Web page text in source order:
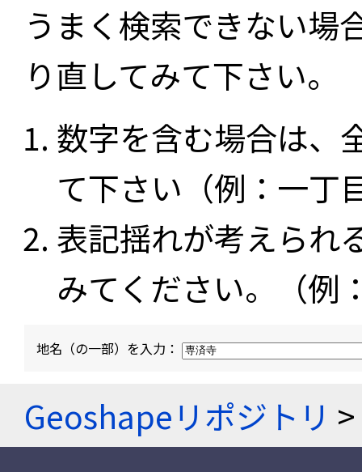
うまく検索できない場
り直してみて下さい。
数字を含む場合は、
て下さい（例：一
表記揺れが考えられ
みてください。（例
地名（の一部）を入力：
Geoshapeリポジトリ >